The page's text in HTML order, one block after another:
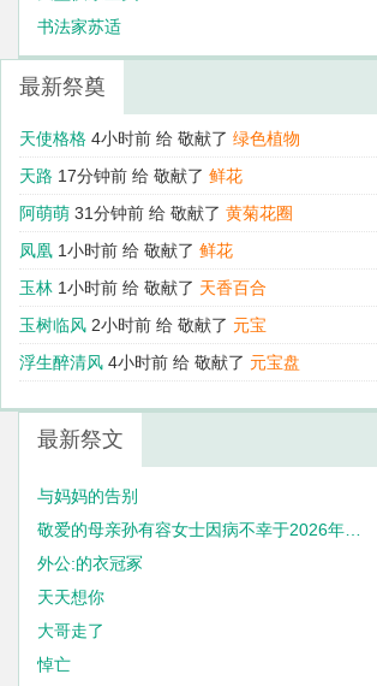
书法家苏适
最新祭奠
天使格格 4小时前 给 敬献了 绿色植物
天路 17分钟前 给 敬献了 鲜花
阿萌萌 31分钟前 给 敬献了 黄菊花圈
凤凰 1小时前 给 敬献了 鲜花
玉林 1小时前 给 敬献了 天香百合
玉树临风 2小时前 给 敬献了 元宝
浮生醉清风‌ 4小时前 给 敬献了 元宝盘
最新祭文
与妈妈的告别
外公:的衣冠冢
天天想你
大哥走了
悼亡